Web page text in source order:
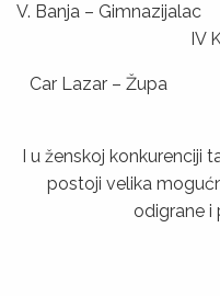
V. Banja –
IV
Car Lazar
I u ženskoj konkurenciji
postoji velika
odigrane i